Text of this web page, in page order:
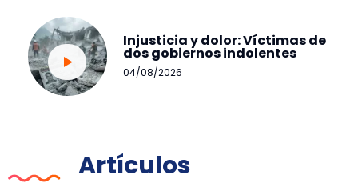
Injusticia y dolor: Víctimas de
dos gobiernos indolentes
04/08/2026
Artículos